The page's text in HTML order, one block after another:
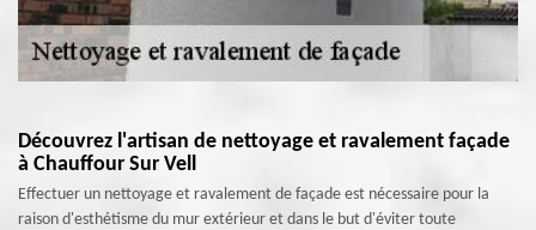
Découvrez l'artisan de nettoyage et ravalement façade
à Chauffour Sur Vell
Effectuer un nettoyage et ravalement de façade est nécessaire pour la
raison d'esthétisme du mur extérieur et dans le but d'éviter toute